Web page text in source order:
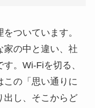
ついています。
家の中と違い、社
。Wi-Fiを切る、
この「思い通りに
出し、そこからど